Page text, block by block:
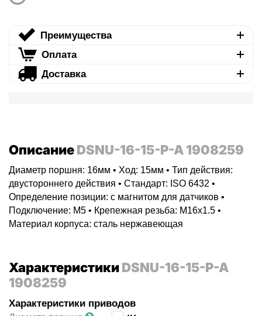
Преимущества
Оплата
Доставка
ОписаниеDSNU-16-15-P-A 1908259
Диаметр поршня: 16мм • Ход: 15мм • Тип действия:
двустороннего действия • Стандарт: ISO 6432 •
Определение позиции: с магнитом для датчиков •
Подключение: M5 • Крепежная резьба: M16x1.5 •
Материал корпуса: сталь нержавеющая
ХарактеристикиDSNU-16-15-P-A
1908259
Характеристики приводов